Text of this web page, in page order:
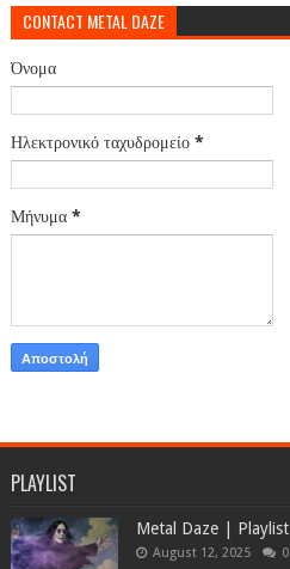
CONTACT METAL DAZE
Όνομα
Ηλεκτρονικό ταχυδρομείο *
Μήνυμα *
PLAYLIST
Metal Daze |
August 12, 2025 0